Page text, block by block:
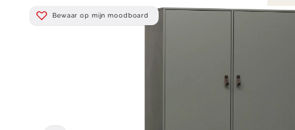
Bewaar op mijn moodboard